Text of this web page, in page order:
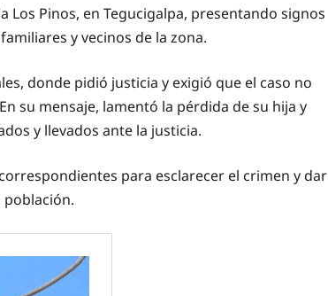
Los Pinos, en Tegucigalpa, presentando signos
y vecinos de la zona.
donde pidió justicia y exigió que el caso no
su mensaje, lamentó la pérdida de su hija y
y llevados ante la justicia.
para esclarecer el crimen y dar
población.